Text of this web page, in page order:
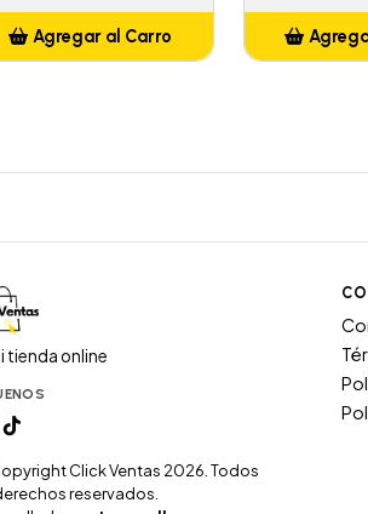
Agregar al Carro
tienda online
Click Ventas 2026. Todos
reservados.